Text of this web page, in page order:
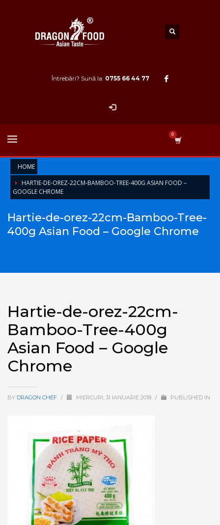
Întrebări? Sună la: 0755 66 44 77
HOME
HARTIE-DE-OREZ-22CM-BAMBOO-TREE-400G ASIAN FOOD –
GOOGLE CHROME
Hartie-de-orez-22cm-Bamboo-Tree-
400g Asian Food – Google Chrome
Hartie-de-orez-22cm-
Bamboo-Tree-400g
Asian Food – Google
Chrome
BY DRAGON CHEF / MIERCURI, 31 IANUARIE 2018 / PUBLISHED IN